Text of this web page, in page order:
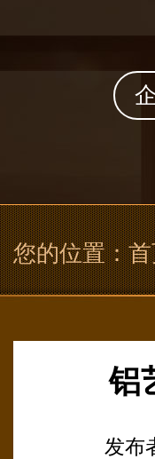
您的位置：
铝
发布